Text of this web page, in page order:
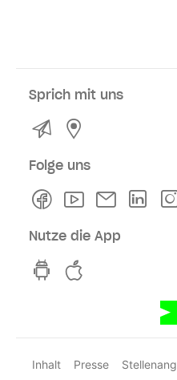
Sprich mit uns
Kontakt
Folge uns
FacebookYoutube
Nutze die App
hvv switch App
Inhalt Presse